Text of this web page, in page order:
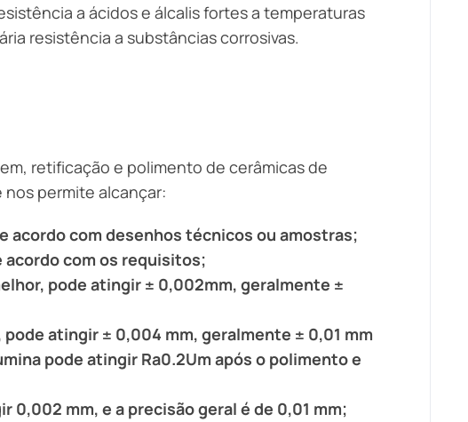
a ácidos e álcalis fortes a temperaturas
resistência a substâncias corrosivas.
retificação e polimento de cerâmicas de
permite alcançar:
acordo com desenhos técnicos ou amostras;
com os requisitos;
pode atingir ± 0,002mm, geralmente ±
atingir ± 0,004 mm, geralmente ± 0,01 mm
pode atingir Ra0.2Um após o polimento e
0,002 mm, e a precisão geral é de 0,01 mm;